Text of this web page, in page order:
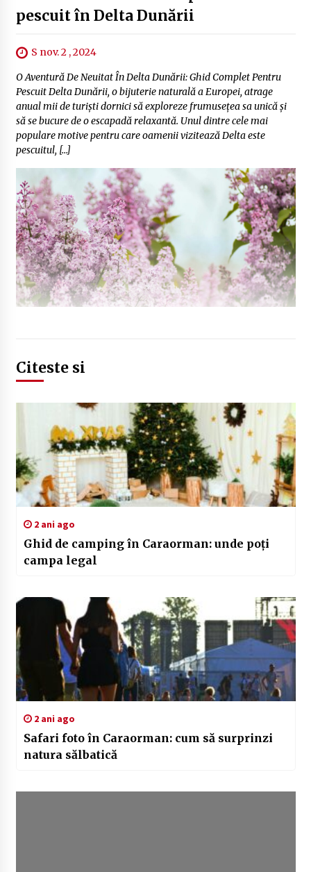
pescuit în Delta Dunării
S nov. 2 , 2024
O Aventură De Neuitat În Delta Dunării: Ghid Complet Pentru
Pescuit Delta Dunării, o bijuterie naturală a Europei, atrage
anual mii de turiști dornici să exploreze frumusețea sa unică și
să se bucure de o escapadă relaxantă. Unul dintre cele mai
populare motive pentru care oamenii vizitează Delta este
pescuitul, […]
Citeste si
2 ani ago
Ghid de camping în Caraorman: unde poți
campa legal
2 ani ago
Safari foto în Caraorman: cum să surprinzi
natura sălbatică